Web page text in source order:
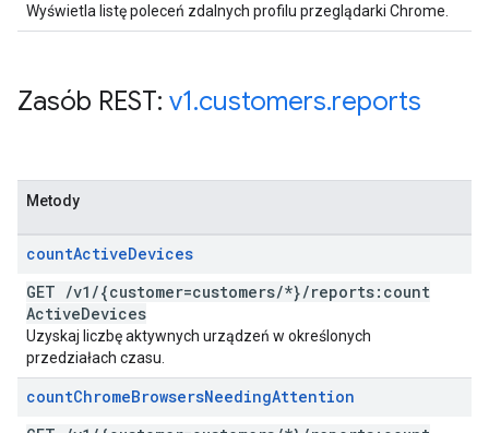
Wyświetla listę poleceń zdalnych profilu przeglądarki Chrome.
Zasób REST: v1.customers.reports
Metody
countActiveDevices
GET /v1 /{customer=customers/*}/reports:count
ActiveDevices
Uzyskaj liczbę aktywnych urządzeń w określonych
przedziałach czasu.
countChromeBrowsersNeedingAttention